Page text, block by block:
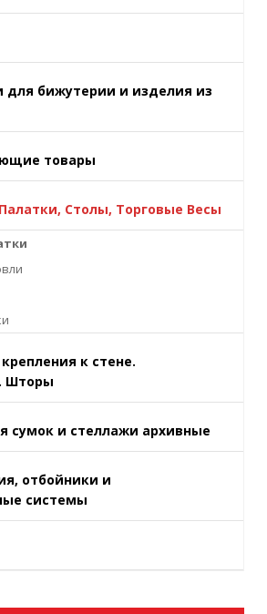
для бижутерии и изделия из
товары
Столы, Торговые Весы
к стене.
Шторы
сумок и стеллажи архивные
отбойники и
системы